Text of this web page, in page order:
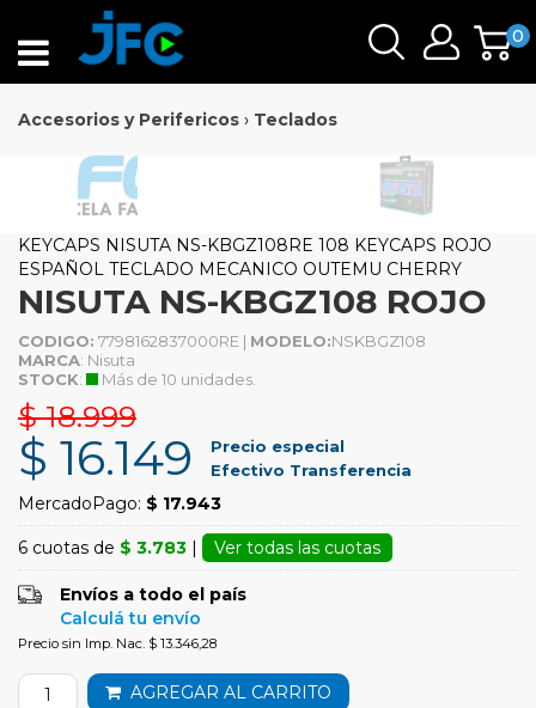
0
Accesorios y Perifericos › Teclados
KEYCAPS NISUTA NS-KBGZ108RE 108 KEYCAPS ROJO
ESPAÑOL TECLADO MECANICO OUTEMU CHERRY
NISUTA NS-KBGZ108 ROJO
CODIGO: 7798162837000RE | MODELO:NSKBGZ108
MARCA: Nisuta
STOCK: Más de 10 unidades.
$ 18.999
$ 16.149
Precio especial
Efectivo Transferencia
MercadoPago: $ 17.943
6 cuotas de $ 3.783 | Ver todas las cuotas
Envíos a todo el país
Calculá tu envío
Precio sin Imp. Nac. $ 13.346,28
AGREGAR AL CARRITO